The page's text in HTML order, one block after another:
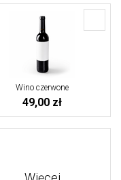
Wino czerwone
49,00 zł